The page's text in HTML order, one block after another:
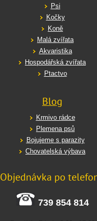
Psi
Kočky
Koně
Malá zvířata
Akvaristika
Hospodářská zvířata
Ptactvo
Blog
Krmivo rádce
Plemena psů
Bojujeme s parazity
Chovatelská výbava
Objednávka po
739 854 814